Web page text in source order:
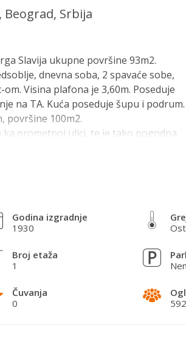
Srbija
Slavija ukupne površine 93m2.
dnevna soba, 2 spavaće sobe,
Visina plafona je 3,60m. Poseduje
na TA. Kuća poseduje šupu i podrum.
površine 100m2.
prometnoj ulici, te je tako pogodna
Godina izgradnje
1930
Broj etaža
1
Čuvanja
0